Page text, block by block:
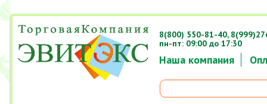
Наша компания
8(800) 550-81-40,
пн-пт: 09:00 до 17:30